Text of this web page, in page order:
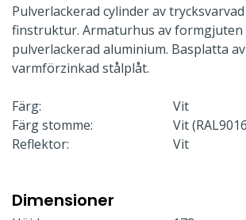
Pulverlackerad cylinder av
finstruktur. Armaturhus av formgjuten
pulverlackerad aluminium. Basplatta av
varmförzinkad stålplåt.
Färg:
Vit
Färg stomme:
Vit
Reflektor:
Vit
Dimensioner